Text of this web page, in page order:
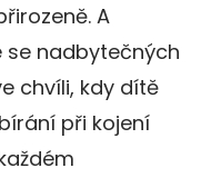
A
se nadbytečných
chvíli, kdy dítě
při kojení